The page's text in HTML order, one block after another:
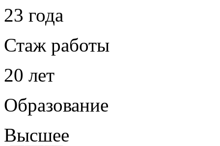
23 года
Стаж работы
20 лет
Образование
Высшее